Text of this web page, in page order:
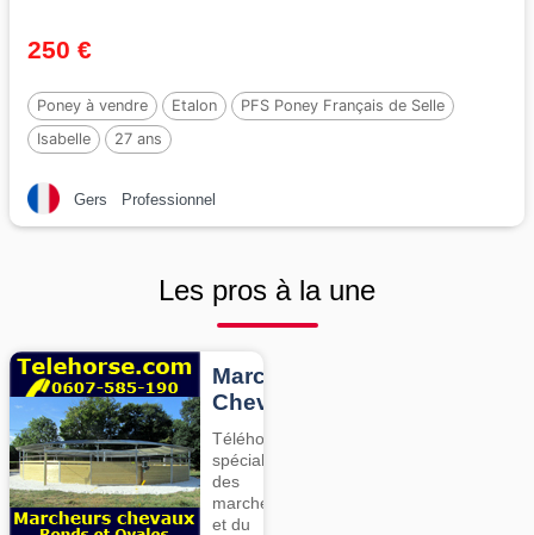
250 €
Poney à vendre Etalon
PFS Poney Français de Selle
Isabelle
27 ans
Gers Professionnel
Les pros à la une
Marcheurs
Chevaux
Téléhorse,
spécialiste
des
marcheurs
et du